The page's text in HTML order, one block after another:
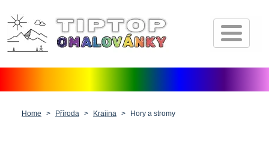
Úvod
Pohádkové postavičky
Home Příroda Krajina Hory a stromy